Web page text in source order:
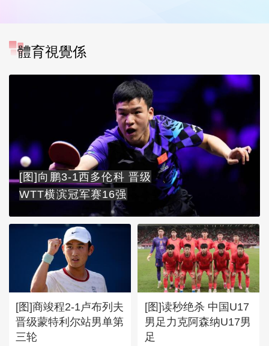
體育視覺係
[图]向鹏3-1西多伦科 晋级
WTT横滨冠军赛16强
[图]商竣程2-1卢布列夫
晋级蒙特利尔站男单第
三轮
[图]读秒绝杀 中国U17
男足力克阿森纳U17男
足